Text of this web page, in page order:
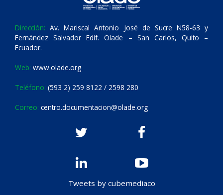
Dirección: Av. Mariscal Antonio José de Sucre N58-63 y
Fernández Salvador Edif. Olade – San Carlos, Quito –
Ecuador.
Web: www.olade.org
Teléfono: (593 2) 259 8122 / 2598 280
Correo: centro.documentacion@olade.org
Tweets by cubemediaco